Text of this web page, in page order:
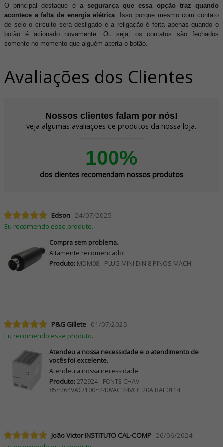
O principal destaque é a segurança que essa opção traz quando
acontece a falta de energia elétrica . Isso porque mesmo com contato
de selo o circuito será desligado e a religação é feita apenas quando o
botão é acionado novamente. Ou seja, os contatos são fechados
somente no momento que alguém aperta o botão.
Avaliações dos Clientes
Nossos clientes falam por nós!
veja algumas avaliações de produtos da nossa loja.
100%
dos clientes recomendam nossos produtos
Edson 24/07/2025
Eu recomendo esse produto.
Compra sem problema.
Altamente recomendado!
Produto:MDM08 - PLUG MINI DIN 8 PINOS MACH
P&G Gillete 01/07/2025
Eu recomendo esse produto.
Atendeu a nossa necessidade e o atendimento de
vocês foi excelente.
Atendeu a nossa necessidade
Produto:272924 - FONTE CHAV
85~264VAC/100~240VAC 24VCC 20A BAE0114
João Victor INSTITUTO CAL-COMP 26/06/2024